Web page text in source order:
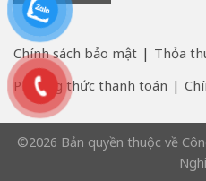
Chính sách bảo mật
Thỏa
Phương thức thanh toán
©2026 Bản quyền thuộc về